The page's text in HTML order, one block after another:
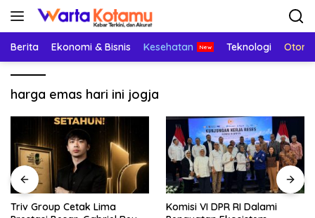
Langsung
Berita Ekonomi & Bisnis Kesehatan Teknologi
harga emas hari ini jogja
Triv Group Cetak Lima
Komisi VI DPR RI Dalami